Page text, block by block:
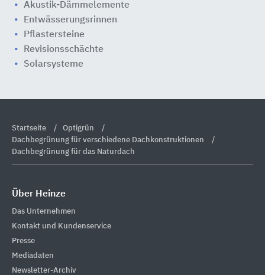
Akustik-Dämmelemente
Entwässerungsrinnen
Pflastersteine
Revisionsschächte
Solarsysteme
Startseite
Optigrün
Dachbegrünung für verschiedene Dachkonstruktionen
Dachbegrünung für das Naturdach
Über Heinze
Das Unternehmen
Kontakt und Kundenservice
Presse
Mediadaten
Newsletter-Archiv